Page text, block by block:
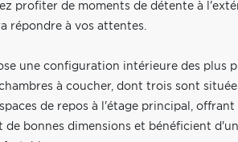
profiter de moments de détente à
répondre à vos attentes.
une configuration intérieure des plus
à coucher, dont trois sont
de repos à l'étage principal,
de bonnes dimensions et bénéficient